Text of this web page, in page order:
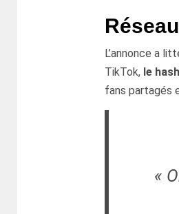
L’annonce a
TikTok, le
fans partagés
«